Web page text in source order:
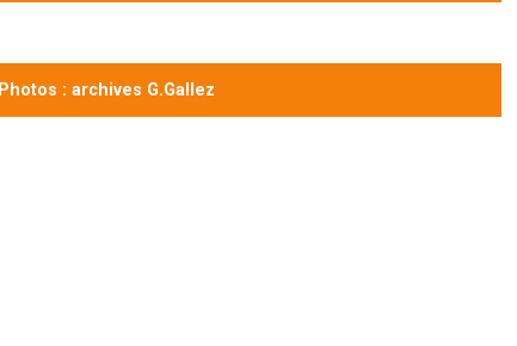
Photos : archives G.Gallez